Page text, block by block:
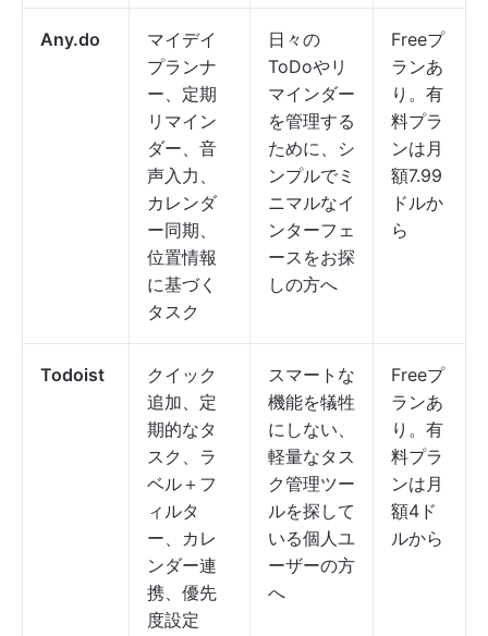
Any.do
マイデイ
プランナ
ー、定期
リマイン
ダー、音
声入力、
カレンダ
ー同期、
位置情報
に基づく
タスク
日々の
ToDoやリ
マインダー
を管理する
ために、シ
ンプルでミ
ニマルなイ
ンターフェ
ースをお探
しの方へ
Freeプ
ランあ
り。有
料プラ
ンは月
額7.99
ドルか
ら
Todoist
クイック
追加、定
期的なタ
スク、ラ
ベル＋フ
ィルタ
ー、カレ
ンダー連
携、優先
度設定
スマートな
機能を犠牲
にしない、
軽量なタス
ク管理ツー
ルを探して
いる個人ユ
ーザーの方
へ
Freeプ
ランあ
り。有
料プラ
ンは月
額4ド
ルから